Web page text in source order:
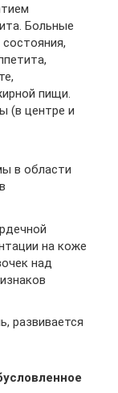
Больные
пищи.
(в центре и
в области
на коже
над
развивается